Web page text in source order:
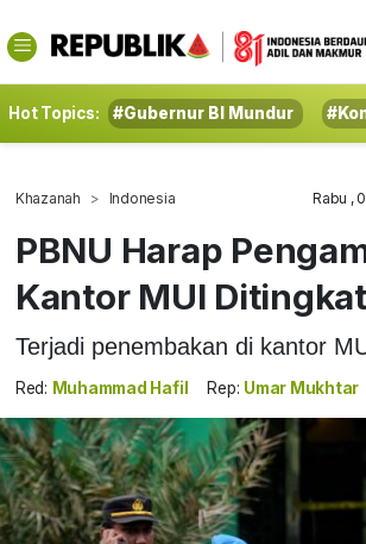
Hot Topics: #Gubernur BI Mundur
Khazanah Indonesia Rabu ,
PBNU Harap
Kantor MUI
Terjadi penembakan di kantor
Red: Muhammad Hafil Rep: Umar Mukhtar